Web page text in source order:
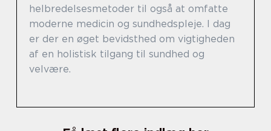
helbredelsesmetoder til også at omfatte
moderne medicin og sundhedspleje. I dag
er der en øget bevidsthed om vigtigheden
af en holistisk tilgang til sundhed og
velvære.